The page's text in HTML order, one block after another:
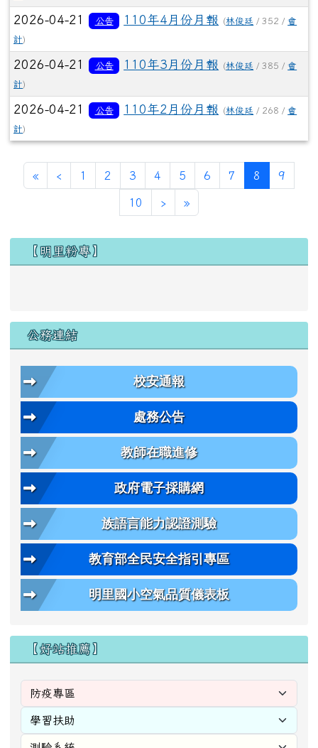
2026-04-21 公告 110年4月份月報 (林俊廷 / 352 /會
計)
2026-04-21 公告 110年3月份月報 (林俊廷 / 385 /會
計)
2026-04-21 公告 110年2月份月報 (林俊廷 / 268 /會
計)
«第一頁
‹ 上一頁
1 2 3 4 5 6 7 8 (目前頁次)
9
10 ›下一頁
»最後頁
左邊區域內容
【明里粉專】
公務連結
校安通報
處務公告
教師在職進修
政府電子採購網
族語言能力認證測驗
教育部全民安全指引專區
明里國小空氣品質儀表板
【好站推薦】